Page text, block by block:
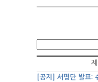
[공지] 서평단 발표: